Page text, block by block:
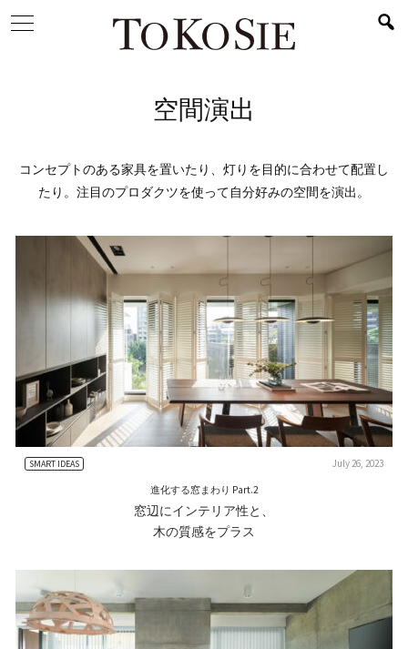
空間演出
コンセプトのある家具を置いたり、灯りを目的に合わせて配置し
たり。注目のプロダクツを使って自分好みの空間を演出。
SMART IDEAS July 26, 2023
進化する窓まわり Part.2
窓辺にインテリア性と、
木の質感をプラス